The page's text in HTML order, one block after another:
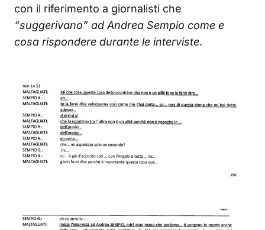
con il riferimento a giornalisti che
“suggerivano” ad Andrea Sempio come e
cosa rispondere durante le interviste.